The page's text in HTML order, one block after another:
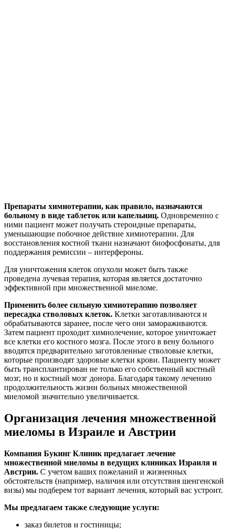
Препараты химиотерапии, как правило, назначаются
больному в виде таблеток или капельниц. Одновременно с
ними пациент может получать стероидные препараты,
уменьшающие побочное действие химиотерапии. Для
восстановления костной ткани назначают биофосфонаты, для
поддержания ремиссии – интерфероны.
Для уничтожения клеток опухоли может быть также
проведена лучевая терапия, которая является достаточно
эффективной при множественной миеломе.
Применить более сильную химиотерапию позволяет
пересадка стволовых клеток. Клетки заготавливаются и
обрабатываются заранее, после чего они замораживаются.
Затем пациент проходит химиолечение, которое уничтожает
все клетки его костного мозга. После этого в вену больного
вводятся предварительно заготовленные стволовые клетки,
которые производят здоровые клетки крови. Пациенту может
быть трансплантирован не только его собственный костный
мозг, но и костный мозг донора. Благодаря такому лечению
продолжительность жизни больных множественной
миеломой значительно увеличивается.
Организация лечения множественной
миеломы в Израиле и Австрии
Компания Букинг Клиник предлагает лечение
множественной миеломы в ведущих клиниках Израиля и
Австрии. С учетом ваших пожеланий и жизненных
обстоятельств (например, наличия или отсутствия шенгенской
визы) мы подберем тот вариант лечения, который вас устроит.
Мы предлагаем также следующие услуги:
заказ билетов и гостиницы;